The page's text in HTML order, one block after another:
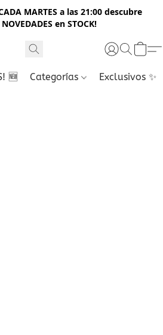
MARTES a las 21:00 descubre
en STOCK!
🆕 Categorías Exclusivos ✨